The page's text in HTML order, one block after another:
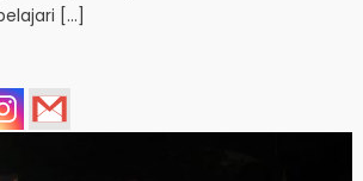
[…]